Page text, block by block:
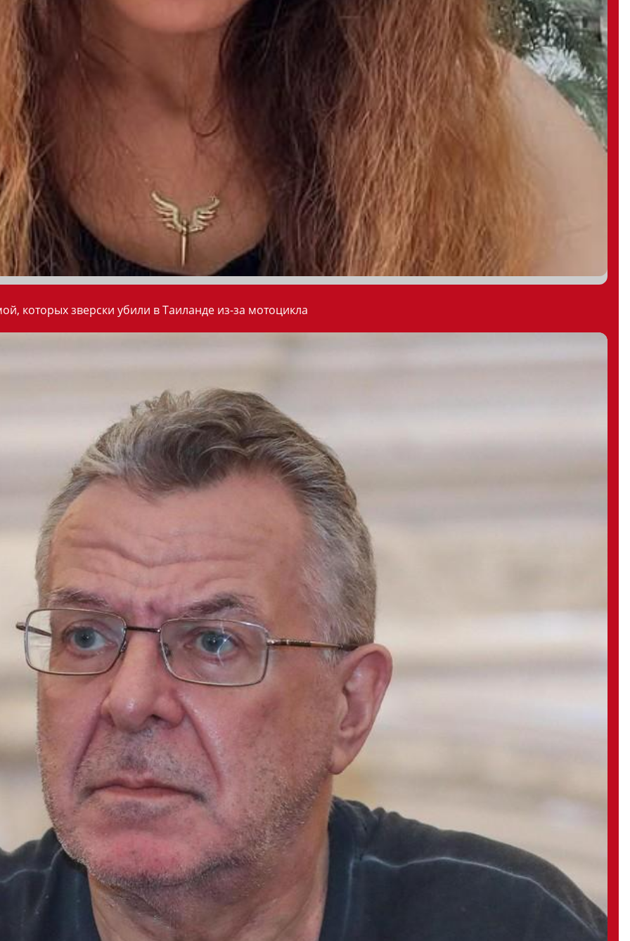
которых зверски убили в Таиланде из-за мотоцикла